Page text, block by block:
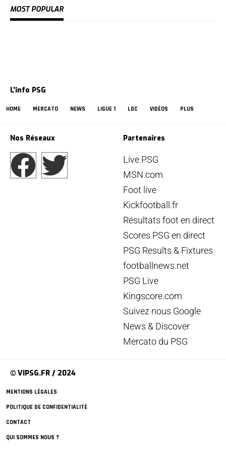
MOST POPULAR
L'info PSG
HOME MERCATO NEWS LIGUE 1 LDC VIDÉOS PLUS
Nos Réseaux Partenaires
Live PSG
MSN.com
Foot live
Kickfootball.fr
Résultats foot en direct
Scores PSG en direct
PSG Results & Fixtures
footballnews.net
PSG Live
Kingscore.com
Suivez nous Google
News & Discover
Mercato du PSG
© VIPSG.FR / 2024
MENTIONS LÉGALES
POLITIQUE DE CONFIDENTIALITÉ
CONTACT
QUI SOMMES NOUS ?